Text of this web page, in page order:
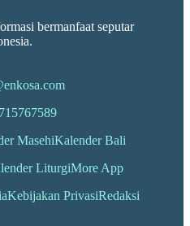
bermanfaat seputar
MasehiKalender Bali
LiturgiMore App
Kebijakan PrivasiRedaksi